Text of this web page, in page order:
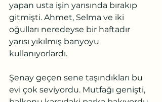
yapan usta işin yarısında bırakıp
gitmişti. Ahmet, Selma ve iki
oğulları neredeyse bir haftadır
yarısı yıkılmış banyoyu
kullanıyorlardı.
Şenay geçen sene taşındıkları bu
evi çok seviyordu. Mutfağı genişti,